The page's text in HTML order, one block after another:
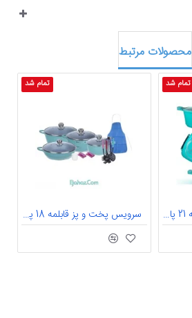
محصولات مرتبط
تمام شد
سرویس پخت و پز قابلمه 21 پارچه فونیکس مدل BEARHOF تیفانی
تمام شد
سرویس پخت و پز قابلمه 18 پارچه ماتکس مدل Aseman